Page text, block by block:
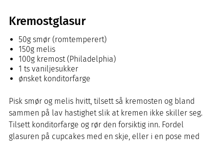
Kremostglasur
50g smør (romtemperert)
150g melis
100g kremost (Philadelphia)
1 ts vaniljesukker
ønsket konditorfarge
Pisk smør og melis hvitt, tilsett så kremosten og bland
sammen på lav hastighet slik at kremen ikke skiller seg.
Tilsett konditorfarge og rør den forsiktig inn. Fordel
glasuren på cupcakes med en skje, eller i en pose med